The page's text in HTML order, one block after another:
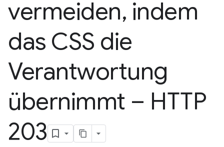
vermeiden, indem
das CSS die
Verantwortung
übernimmt – HTTP
203